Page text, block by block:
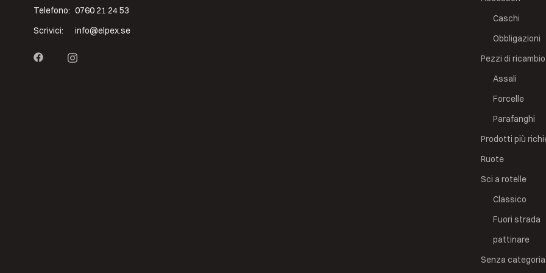
Telefono: 0760 21 24 53
Scrivici: info@elpex.se
Caschi
Obbligazioni
Pezzi di ricambio
Assali
Forcelle
Parafanghi
Prodotti più
Ruote
Sci a rotelle
Classico
Fuori strada
pattinare
Senza categoria